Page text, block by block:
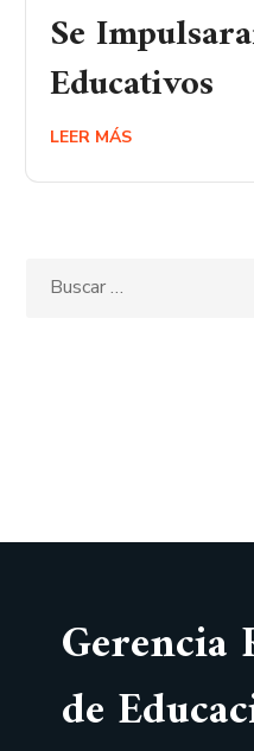
Se
Educativos
LEER MÁS
Gerencia
de